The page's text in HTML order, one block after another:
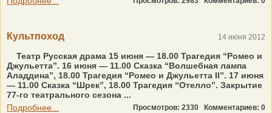
Культпоход 14 июня 2012
Театр Русская драма 15 июня — 18.00 Трагедия “Ромео и
Джульетта”. 16 июня — 11.00 Сказка “Волшебная лампа
Аладдина”, 18.00 Трагедия “Ромео и Джульетта II”. 17 июня
— 11.00 Сказка “Шрек”, 18.00 Трагедия “Отелло”. Закрытие
77-го театрального сезона ...
Подробнее...
Просмотров: 2330 Комментариев: 0